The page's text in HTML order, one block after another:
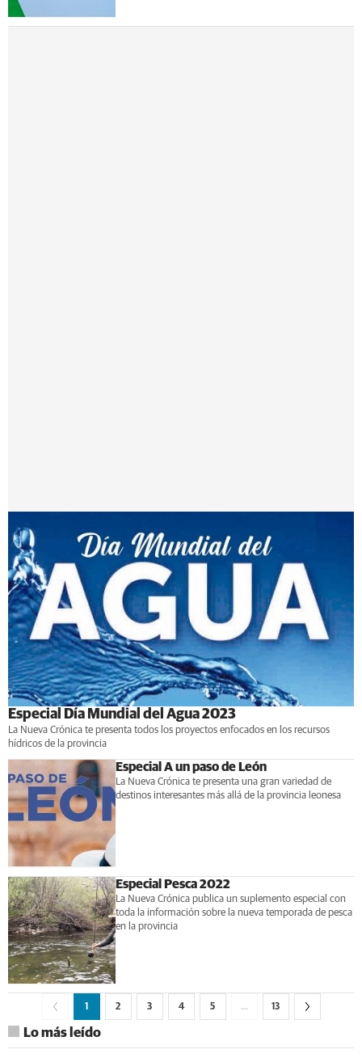
Especial Día Mundial del Agua 2023
La Nueva Crónica te presenta todos los proyectos enfocados en los recursos
hídricos de la provincia
Especial A un paso de León
La Nueva Crónica te presenta una gran variedad de
destinos interesantes más allá de la provincia leonesa
Especial Pesca 2022
La Nueva Crónica publica un suplemento especial con
toda la información sobre la nueva temporada de pesca
en la provincia
1 2 3 4 5 … 13
Lo más leído